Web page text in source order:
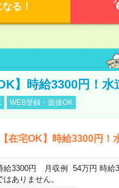
る！
】時給3300円！
WEB登録・面接OK
在宅OK】時給3300円！
給3300円 月収例 54万円 時給
はありません。